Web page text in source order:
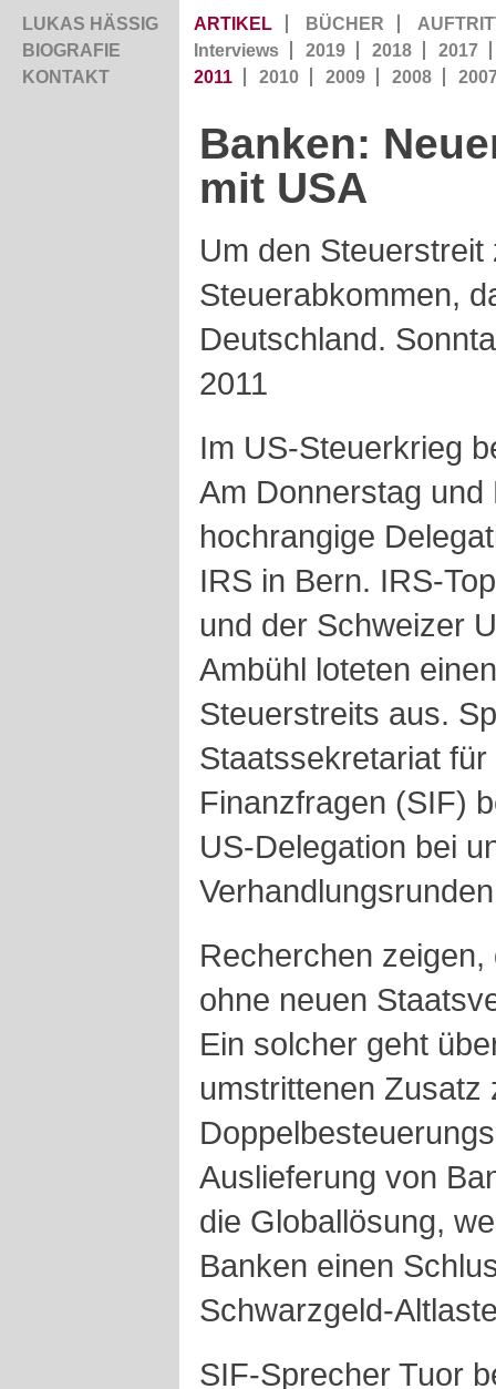
LUKAS HÄSSIG
BIOGRAFIE
KONTAKT
ARTIKEL BÜCHER
Interviews
2019 2018
2017
2011
2010 2009 2008
Banken:
mit USA
Um den
Steuerabkommen,
Deutschland.
2011
Im US-Steuerkrieg
Am Donnerstag und
hochrangige
IRS in Bern. IRS-
und der Schweizer
Ambühl loteten
Steuerstreits aus.
Staatssekretariat
Finanzfragen (SIF)
US-Delegation bei
Recherchen
ohne neuen
Ein solcher geht
umstrittenen Zusatz
Auslieferung von
die Globallösung,
Banken einen
Schwarzgeld-
SIF-Sprecher Tuor